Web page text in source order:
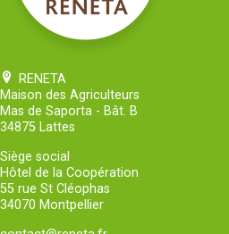
RENETA
Maison des Agriculteurs
Mas de Saporta - Bât. B
34875 Lattes
Siège social
Hôtel de la Coopération
55 rue St Cléophas
34070 Montpellier